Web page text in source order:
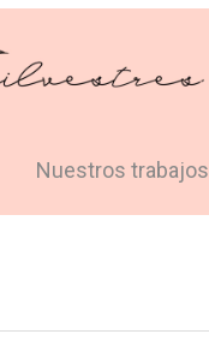
Nuestros trabajos